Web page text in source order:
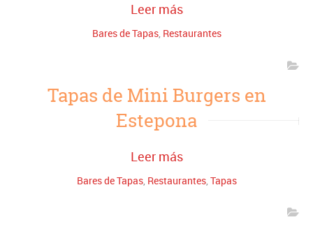
Leer más
Bares de Tapas, Restaurantes
Tapas de Mini Burgers en
Estepona
Leer más
Bares de Tapas, Restaurantes, Tapas